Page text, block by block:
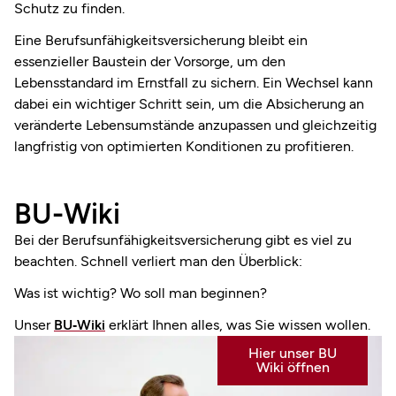
Schutz zu finden.
Eine Berufsunfähigkeitsversicherung bleibt ein
essenzieller Baustein der Vorsorge, um den
Lebensstandard im Ernstfall zu sichern. Ein Wechsel kann
dabei ein wichtiger Schritt sein, um die Absicherung an
veränderte Lebensumstände anzupassen und gleichzeitig
langfristig von optimierten Konditionen zu profitieren.
BU-Wiki
Bei der Berufsunfähigkeits­versicherung gibt es viel zu
beachten. Schnell verliert man den Überblick:
Was ist wichtig? Wo soll man beginnen?
Unser BU‑Wiki erklärt Ihnen alles, was Sie wissen wollen.
Hier unser BU
Wiki öffnen